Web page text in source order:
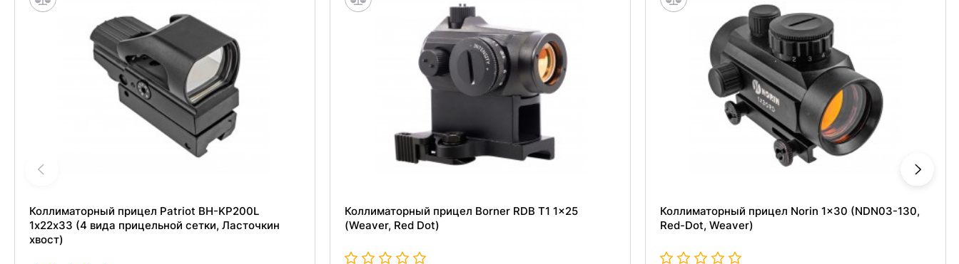
Коллиматорный прицел Patriot BH-KP200L
1х22х33 (4 вида прицельной сетки, Ласточкин
хвост)
Коллиматорный прицел Borner RDB T1 1x25
(Weaver, Red Dot)
Коллиматорный прицел Norin 1x30 (NDN03-130,
Red-Dot, Weaver)